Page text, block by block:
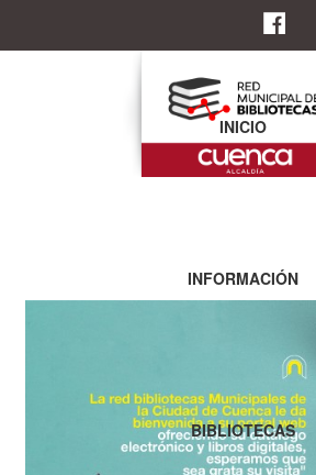
INICIO
INFORMACIÓN
BIBLIOTECAS